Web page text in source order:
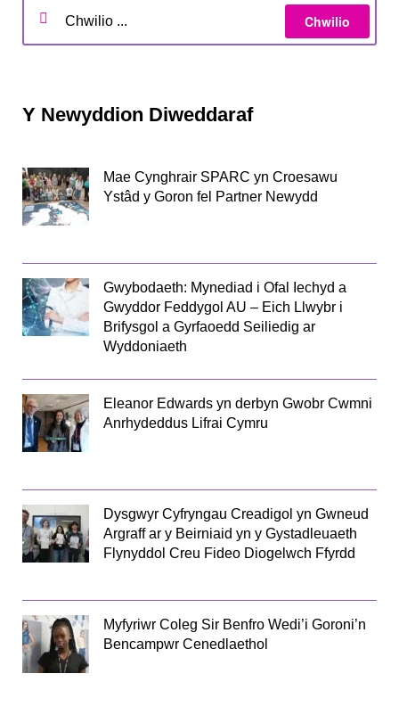
Y Newyddion Diweddaraf
Mae Cynghrair SPARC yn Croesawu
Ystâd y Goron fel Partner Newydd
Gwybodaeth: Mynediad i Ofal Iechyd a
Gwyddor Feddygol AU – Eich Llwybr i
Brifysgol a Gyrfaoedd Seiliedig ar
Wyddoniaeth
Eleanor Edwards yn derbyn Gwobr Cwmni
Anrhydeddus Lifrai Cymru
Dysgwyr Cyfryngau Creadigol yn Gwneud
Argraff ar y Beirniaid yn y Gystadleuaeth
Flynyddol Creu Fideo Diogelwch Ffyrdd
Myfyriwr Coleg Sir Benfro Wedi’i Goroni’n
Bencampwr Cenedlaethol